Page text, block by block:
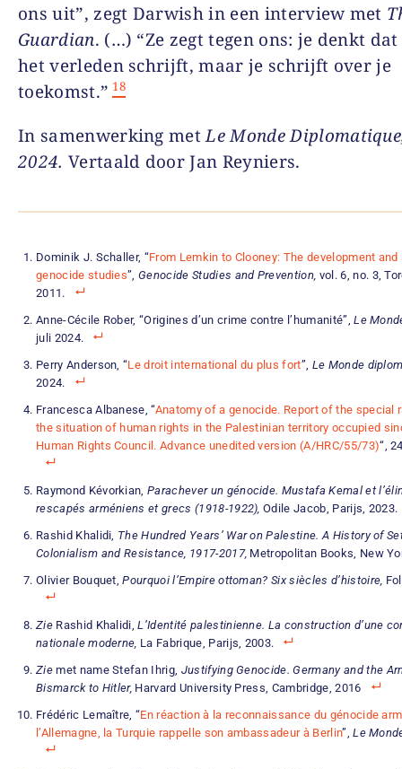
ons uit”, zegt Darwish in een interview met
Guardian. (…) “Ze zegt tegen ons: je denkt
het verleden schrijft, maar je schrijft over je
toekomst.” 18
In samenwerking metLe Monde
2024. Vertaald door Jan Reyniers.
Dominik J. Schaller, “From Lemkin to Clooney: The development
genocide studies”,Genocide Studies and Prevention, vol. 6, no. 3,
2011.
Anne-Cécile Rober, “Origines d’un crime contre l’humanité”,Le
juli 2024.
Perry Anderson, “Le droit international du plus fort”, Le Monde
2024.
Francesca Albanese, “Anatomy of a genocide. Report of the special
the situation of human rights in the Palestinian territory occupied
Human Rights Council. Advance unedited version (A/HRC/55/73)“,
Raymond Kévorkian,Parachever un génocide. Mustafa Kemal et
rescapés arméniens et grecs (1918-1922), Odile Jacob, Parijs, 2023.
Rashid Khalidi, The Hundred Years’ War on Palestine. A History of
Colonialism and Resistance, 1917-2017, Metropolitan Books, New
Olivier Bouquet,Pourquoi l’Empire ottoman? Six siècles d’histoire,
ZieRashid Khalidi,L’Identité palestinienne. La construction d’une
nationale moderne, La Fabrique, Parijs, 2003.
Ziemet name Stefan Ihrig, Justifying Genocide. Germany and the
Bismarck to Hitler, Harvard University Press, Cambridge, 2016
Frédéric Lemaître, “En réaction à la reconnaissance du génocide
l’Allemagne, la Turquie rappelle son ambassadeur à Berlin”,Le